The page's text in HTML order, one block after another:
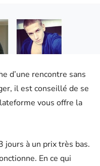
d’une rencontre sans
il est conseillé de se
vous offre la
jours à un prix très bas.
En ce qui